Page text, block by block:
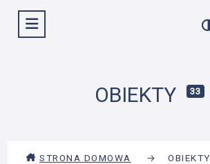
Wyświetl menu
OBIEKTY 33
STRONA DOMOWA → OBIEKTY